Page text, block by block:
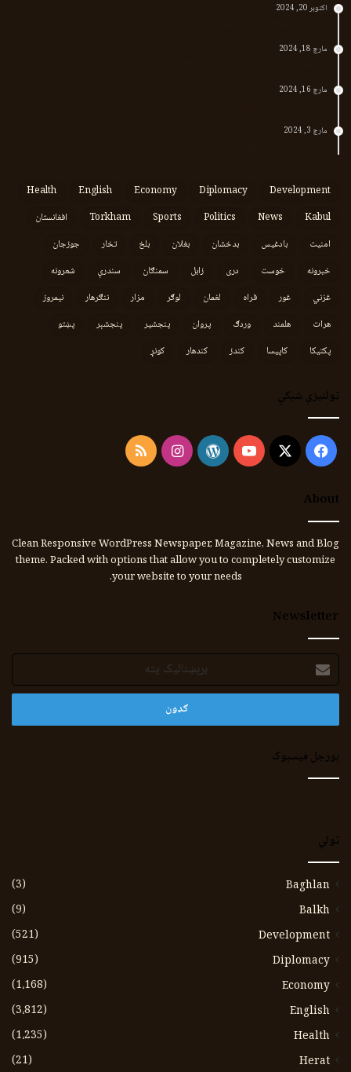
اکتوبر 20, 2024
مارچ 18, 2024
مارچ 16, 2024
مارچ 3, 2024
Development
Diplomacy
Economy
English
Health
Kabul
News
Politics
Sports
Torkham
افغانستان
امنیت
بادغیس بدخشان بغلان بلخ تخار
جوزجان
خبرونه
خوست دری زابل سمنګان سندرې
شعرونه
غزني
غور فراه لغمان لوګر مزار ننګرهار
نیمروز
هرات
هلمند وردګ پروان پنجشیر پنجشېر
پښتو
پکتیکا
کاپیسا کندز کندهار کونړ
ټولنیزې شبکې
Facebook
X
YouTube
WordPress
Instagram
RSS
About
Clean Responsive WordPress Newspaper, Magazine, News and Blog
theme. Packed with options that allow you to completely customize
your website to your needs.
Newsletter
برېښنالیک
پته
بورجل فیسبوک
ټولي
Baghlan
(3)
Balkh
(9)
Development
(521)
Diplomacy
(915)
Economy
(1،168)
English
(3،812)
Health
(1،235)
Herat
(21)